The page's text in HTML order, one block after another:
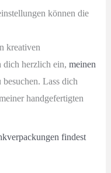
können die
kreativen
dich herzlich ein, meinen
besuchen. Lass dich
handgefertigten
findest